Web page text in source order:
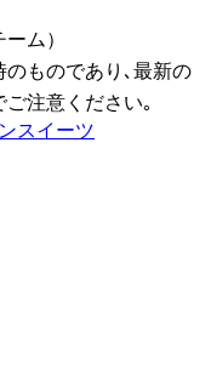
ム）
ものであり､最新の
注意ください｡
スイーツ